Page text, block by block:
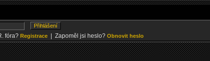
fóra? Registrace | Zapoměl jsi heslo? Obnovit heslo